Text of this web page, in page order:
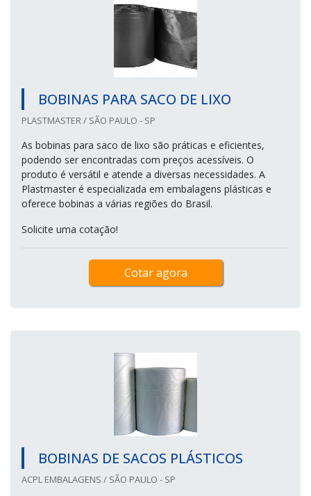
BOBINAS PARA SACO DE LIXO
PLASTMASTER / SÃO PAULO - SP
As bobinas para saco de lixo são práticas e eficientes,
podendo ser encontradas com preços acessíveis. O
produto é versátil e atende a diversas necessidades. A
Plastmaster é especializada em embalagens plásticas e
oferece bobinas a várias regiões do Brasil.
Solicite uma cotação!
Cotar agora
BOBINAS DE SACOS PLÁSTICOS
ACPL EMBALAGENS / SÃO PAULO - SP